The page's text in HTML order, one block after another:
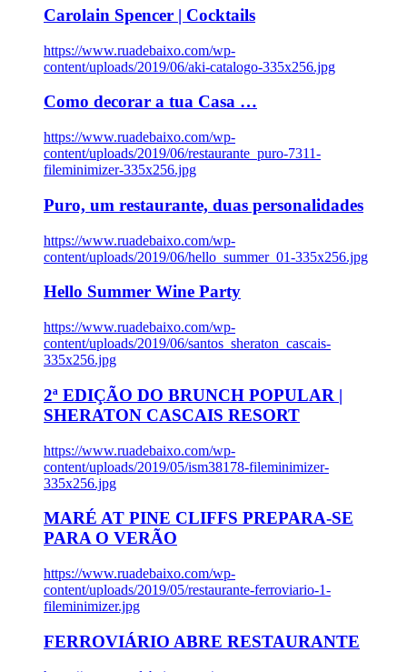
Carolain Spencer | Cocktails
https://www.ruadebaixo.com/wp-
content/uploads/2019/06/aki-catalogo-335x256.jpg
Como decorar a tua Casa …
https://www.ruadebaixo.com/wp-
content/uploads/2019/06/restaurante_puro-7311-
fileminimizer-335x256.jpg
Puro, um restaurante, duas personalidades
https://www.ruadebaixo.com/wp-
content/uploads/2019/06/hello_summer_01-335x256.jpg
Hello Summer Wine Party
https://www.ruadebaixo.com/wp-
content/uploads/2019/06/santos_sheraton_cascais-
335x256.jpg
2ª EDIÇÃO DO BRUNCH POPULAR |
SHERATON CASCAIS RESORT
https://www.ruadebaixo.com/wp-
content/uploads/2019/05/ism38178-fileminimizer-
335x256.jpg
MARÉ AT PINE CLIFFS PREPARA-SE
PARA O VERÃO
https://www.ruadebaixo.com/wp-
content/uploads/2019/05/restaurante-ferroviario-1-
fileminimizer.jpg
FERROVIÁRIO ABRE RESTAURANTE